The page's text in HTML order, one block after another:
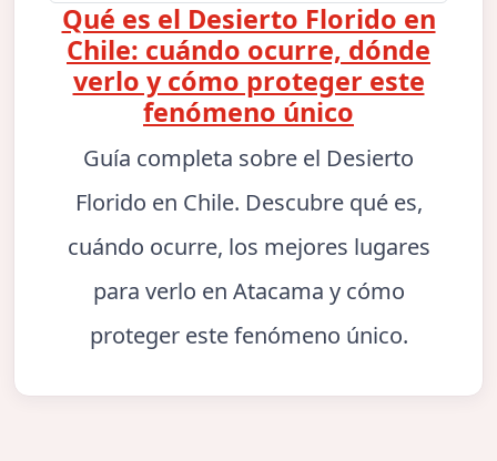
Qué es el Desierto Florido en
Chile: cuándo ocurre, dónde
verlo y cómo proteger este
fenómeno único
Guía completa sobre el Desierto
Florido en Chile. Descubre qué es,
cuándo ocurre, los mejores lugares
para verlo en Atacama y cómo
proteger este fenómeno único.